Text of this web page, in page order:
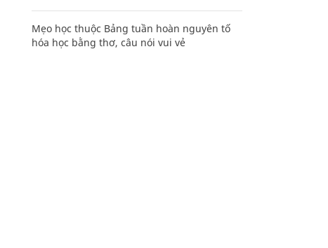
Mẹo học thuộc Bảng tuần hoàn nguyên tố
hóa học bằng thơ, câu nói vui vẻ